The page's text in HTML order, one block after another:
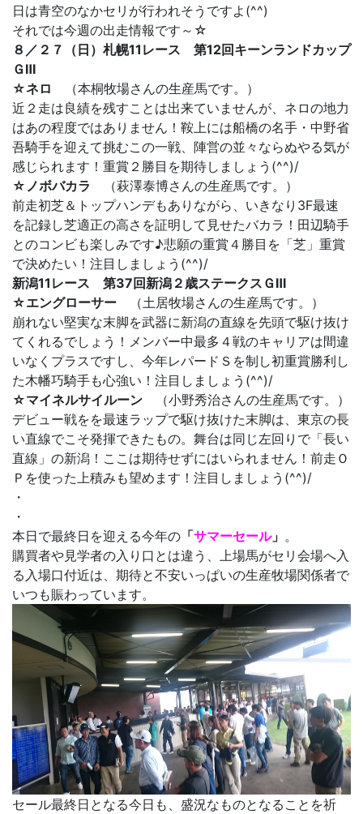
日は青空のなかセリが行われそうですよ(^^)
それでは今週の出走情報です～☆
８／２７（日）札幌11レース 第12回キーンランドカップ
ＧⅢ
☆ネロ
（本桐牧場さんの生産馬です。）
近２走は良績を残すことは出来ていませんが、ネロの地力
はあの程度ではありません！鞍上には船橋の名手・中野省
吾騎手を迎えて挑むこの一戦、陣営の並々ならぬやる気が
感じられます！重賞２勝目を期待しましょう(^^)/
☆ノボバカラ
（萩澤泰博さんの生産馬です。）
前走初芝＆トップハンデもありながら、いきなり3F最速
を記録し芝適正の高さを証明して見せたバカラ！田辺騎手
とのコンビも楽しみです♪悲願の重賞４勝目を「芝」重賞
で決めたい！注目しましょう(^^)/
新潟11レース 第37回新潟２歳ステークスＧⅢ
☆エングローサー
（土居牧場さんの生産馬です。）
崩れない堅実な末脚を武器に新潟の直線を先頭で駆け抜け
てくれるでしょう！メンバー中最多４戦のキャリアは間違
いなくプラスですし、今年レパードＳを制し初重賞勝利し
た木幡巧騎手も心強い！注目しましょう(^^)/
☆マイネルサイルーン
（小野秀治さんの生産馬です。）
デビュー戦をを最速ラップで駆け抜けた末脚は、東京の長
い直線でこそ発揮できたもの。舞台は同じ左回りで「長い
直線」の新潟！ここは期待せずにはいられません！前走Ｏ
Ｐを使った上積みも望めます！注目しましょう(^^)/
・
・
本日で最終日を迎える今年の 「サマーセール」 。
購買者や見学者の入り口とは違う、上場馬がセリ会場へ入
る入場口付近は、期待と不安いっぱいの生産牧場関係者で
いつも賑わっています。
セール最終日となる今日も、盛況なものとなることを祈